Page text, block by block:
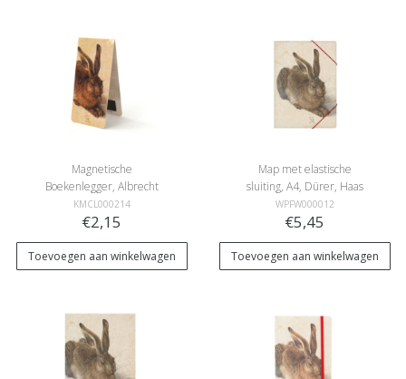
Magnetische
Boekenlegger, Albrecht
Durer, Haas
KMCL000214
€2,15
Toevoegen aan winkelwagen
Map met elastische
sluiting, A4, Dürer, Haas
WPFW000012
€5,45
Toevoegen aan winkelwagen